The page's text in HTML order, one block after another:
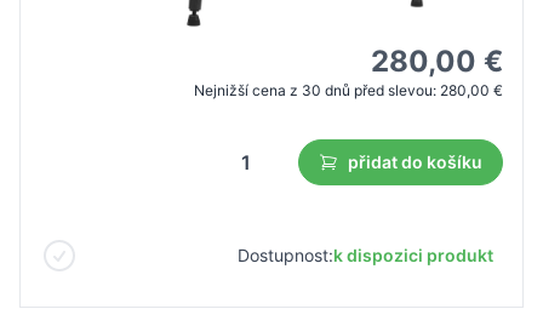
280,00 €
Nejnižší cena z 30 dnů před slevou: 280,00 €
přidat do košíku
Dostupnost:k dispozici produkt